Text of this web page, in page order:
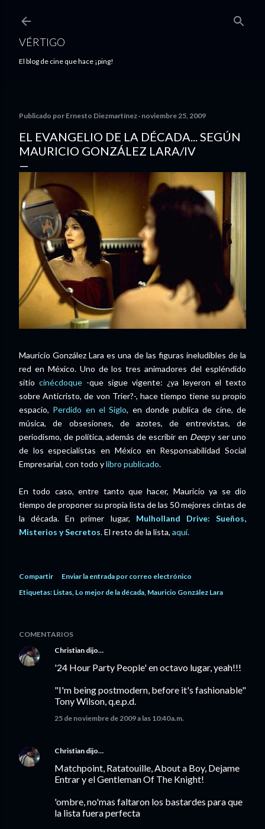
VÉRTIGO
El blog de cine que hace ¡ping!
Publicado por Ernesto Diezmartínez noviembre 25, 2009
EL EVANGELIO DE LA DÉCADA... SEGÚN
MAURICIO GONZÁLEZ LARA/IV
Mauricio González Lara es una de las figuras ineludibles de la
red en México. Uno de los tres animadores del espléndido
sitio cinécdoque -que sigue vigente: ¿ya leyeron el texto
sobre Anticristo, de von Trier?-, hace tiempo tiene su propio
espacio, Perdido en el Siglo, en donde publica de cine, de
música, de obsesiones, de azotes, de entrevistas, de
periodismo, de política, además de escribir en Deepy ser uno
de los especialistas en México en Responsabilidad Social
Empresarial, con todo ylibro publicado.
En todo caso, entre tanto que hacer, Mauricio ya se dio
tiempo de proponer su propia lista de las 50 mejores cintas de
la década. En primer lugar, Mulholland Drive: Sueños,
Misterios y Secretos.El resto de la lista, aquí.
Compartir
Enviar la entrada por correo electrónico
Etiquetas: Listas Lo mejor de la década Mauricio González Lara
COMENTARIOS
Christian dijo…
'24 Hour Party People' en octavo lugar, yeah!!!
"I'm being postmodern, before it's fashionable"
Tony Wilson, q.e.p.d.
25 de noviembre de 2009 a las 10:40 a.m.
Christian dijo…
Matchpoint, Ratatouille, About a Boy, Dejame
Entrar y el Gentleman Of The Knight!
'ombre, no'mas faltaron los bastardes para que
la lista fuera perfecta